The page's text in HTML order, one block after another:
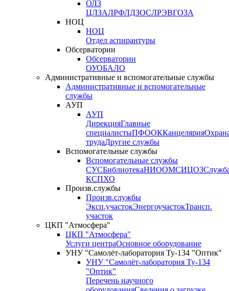
ОЛЗ
ЦЛЗАЛРФЛДЗОСЛРЭВГОЗА
НОЦ
НОЦ
Отдел аспирантуры
Обсерватории
Обсерватории
ОУОБАЛО
Административные и вспомогательные службы
Административные и вспомогательные
службы
АУП
АУП
ДирекцияГлавные
специалистыПФООККанцелярия
трудаДругие службы
Вспомогательные службы
Вспомогательные службы
СУСБиблиотекаНИООМСИЦОЗ
КСПХО
Произв.службы
Произв.службы
Эксп.участокЭнергоучастокТрансп.
участок
ЦКП "Атмосфера"
ЦКП "Атмосфера"
Услуги центраОсновное оборудование
УНУ "Самолёт-лаборатория Ту-134 "Оптик"
УНУ "Самолёт-лаборатория Ту-134
"Оптик"
Перечень научного